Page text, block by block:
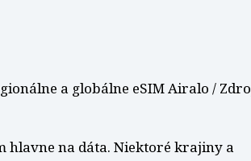
a globálne eSIM Airalo /
hlavne na dáta. Niektoré krajiny a